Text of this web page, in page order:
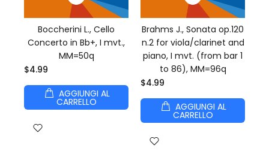
Boccherini L., Cello
Concerto in Bb+, I mvt.,
MM=50q
$4.99
AGGIUNGI AL
CARRELLO
Brahms J., Sonata op.120
n.2 for viola/clarinet and
piano, I mvt. (from bar 1
to 86), MM=96q
$4.99
AGGIUNGI AL
CARRELLO